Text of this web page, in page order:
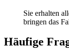
Sie erhalten
bringen das
Häufige